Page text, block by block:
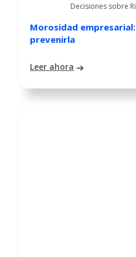
Decisiones sobre
Morosidad
prevenirla
Leer ahora